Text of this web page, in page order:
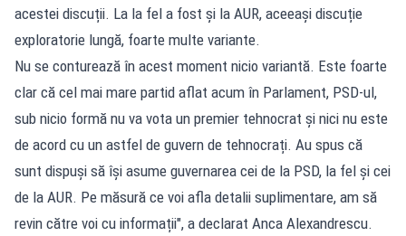
acestei discuții. La la fel a fost și la AUR, aceeași discuție
exploratorie lungă, foarte multe variante.
Nu se conturează în acest moment nicio variantă. Este foarte
clar că cel mai mare partid aflat acum în Parlament, PSD-ul,
sub nicio formă nu va vota un premier tehnocrat și nici nu este
de acord cu un astfel de guvern de tehnocrați. Au spus că
sunt dispuși să își asume guvernarea cei de la PSD, la fel și cei
de la AUR. Pe măsură ce voi afla detalii suplimentare, am să
revin către voi cu informații", a declarat Anca Alexandrescu.